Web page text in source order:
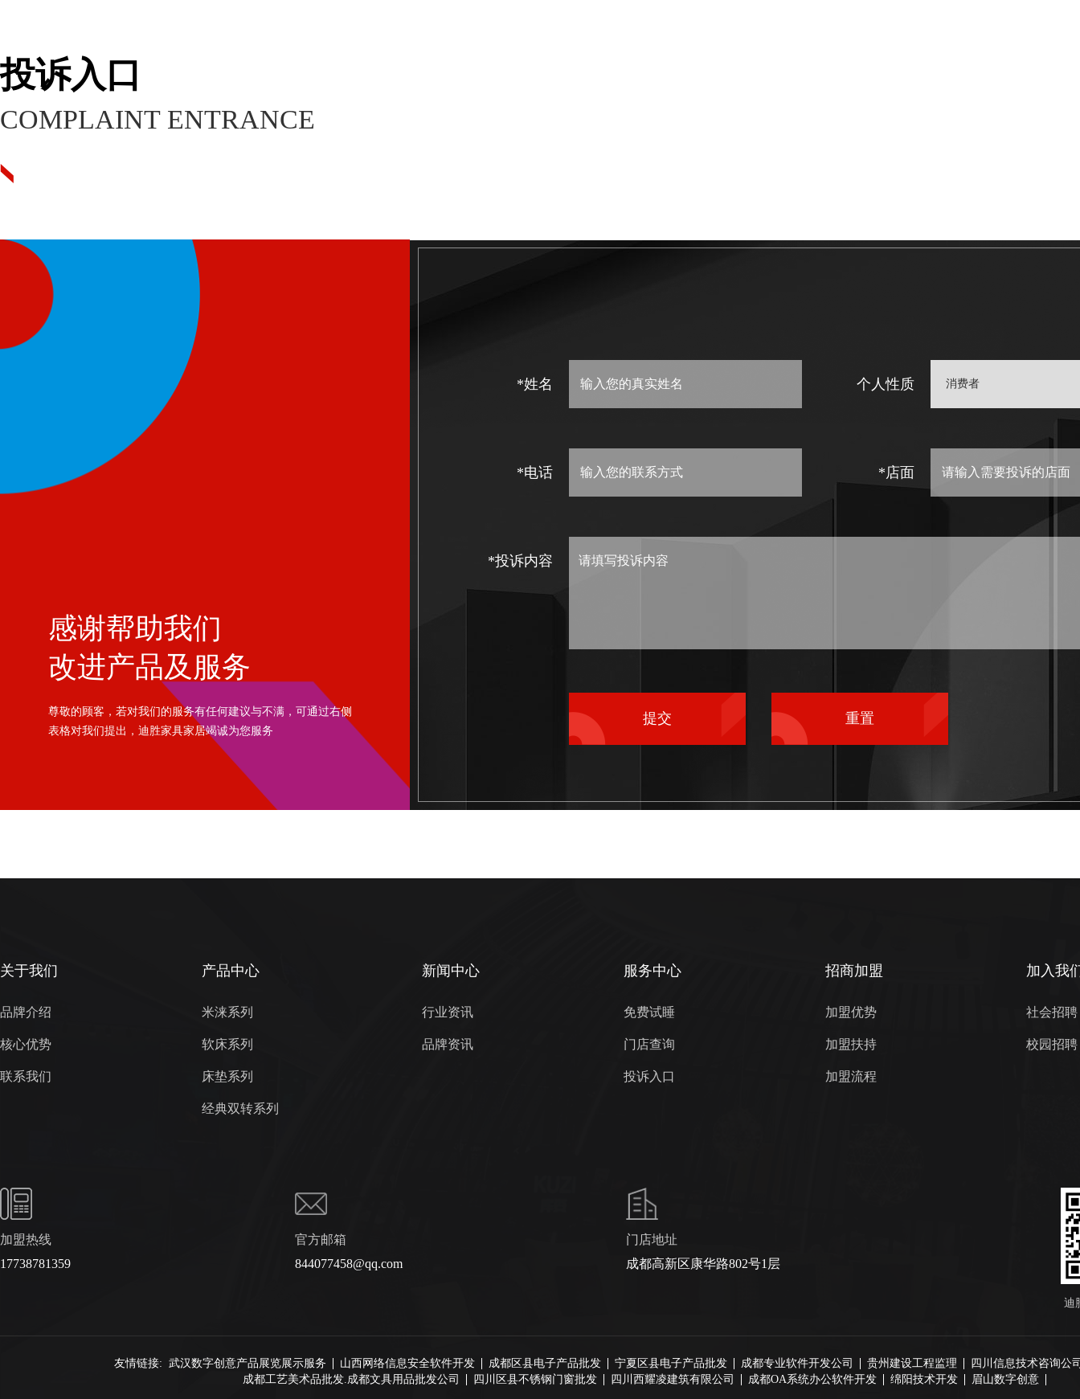
投诉入口
COMPLAINT ENTRANCE
感谢帮助我们
改进产品及服务
尊敬的顾客，若对我们的服务有任何建议与不满，可通过右侧
表格对我们提出，迪胜家具家居竭诚为您服务
*姓名 个人性质
*电话 *店面
*投诉内容
提交 重置
关于我们
品牌介绍
核心优势
联系我们
产品中心
米涞系列
软床系列
床垫系列
经典双转系列
新闻中心
行业资讯
品牌资讯
服务中心
免费试睡
门店查询
投诉入口
招商加盟
加盟优势
加盟扶持
加盟流程
加入我
社会招聘
校园招聘
加盟热线
17738781359
官方邮箱
844077458@qq.com
门店地址
成都高新区康华路802号1层
迪
友情链接: 武汉数字创意产品展览展示服务 山西网络信息安全软件开发 成都区县电子产品批发 宁夏区县电子产品批发 成都专业软件开发公司 贵州建设工程监理
四川信息技术咨询公
成都工艺美术品批发.成都文具用品批发公司
四川区县不锈钢门窗批发 四川西耀凌建筑有限公司 成都OA系统办公软件开发 绵阳技术开发 眉山数字创意